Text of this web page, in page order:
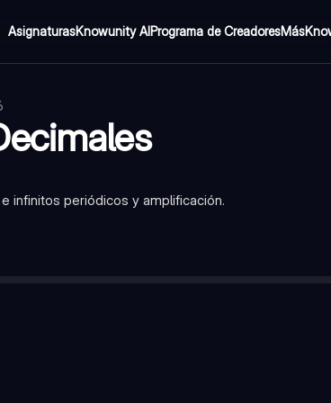
AsignaturasKnowunity AIPrograma de CreadoresMás
infinitos periódicos y amplificación.
expresar como una fracción a/b, donde 'a' y 'b'
cantidad limitada de cifras después de la coma.